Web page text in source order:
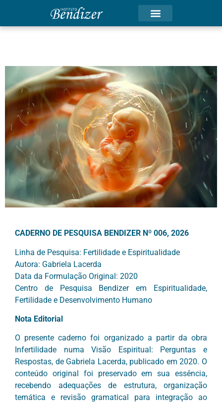
CADERNO DE PESQUISA BENDIZER Nº 006, 2026
Linha de Pesquisa: Fertilidade e Espiritualidade
Autora: Gabriela Lacerda
Data da Formulação Original: 2020
Centro de Pesquisa Bendizer em Espiritualidade,
Fertilidade e Desenvolvimento Humano
Nota Editorial
O presente caderno foi organizado a partir da obra
Infertilidade numa Visão Espiritual: Perguntas e
Respostas, de Gabriela Lacerda, publicado em 2020. O
conteúdo original foi preservado em sua essência,
recebendo adequações de estrutura, organização
temática e revisão gramatical para integração ao